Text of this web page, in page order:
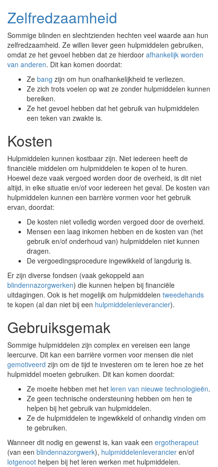
Zelfredzaamheid
Sommige blinden en slechtzienden hechten veel waarde aan hun
zelfredzaamheid. Ze willen liever geen hulpmiddelen gebruiken,
omdat ze het gevoel hebben dat ze hierdoor afhankelijk worden
van anderen. Dit kan komen doordat:
Ze bang zijn om hun onafhankelijkheid te verliezen.
Ze zich trots voelen op wat ze zonder hulpmiddelen kunnen
bereiken.
Ze het gevoel hebben dat het gebruik van hulpmiddelen
een teken van zwakte is.
Kosten
Hulpmiddelen kunnen kostbaar zijn. Niet iedereen heeft de
financiële middelen om hulpmiddelen te kopen of te huren.
Hoewel deze vaak vergoed worden door de overheid, is dit niet
altijd, in elke situatie en/of voor iedereen het geval. De kosten van
hulpmiddelen kunnen een barrière vormen voor het gebruik
ervan, doordat:
De kosten niet volledig worden vergoed door de overheid.
Mensen een laag inkomen hebben en de kosten van (het
gebruik en/of onderhoud van) hulpmiddelen niet kunnen
dragen.
De vergoedingsprocedure ingewikkeld of langdurig is.
Er zijn diverse fondsen (vaak gekoppeld aan
blindennazorgwerken) die kunnen helpen bij financiële
uitdagingen. Ook is het mogelijk om hulpmiddelen tweedehands
te kopen (al dan niet bij een hulpmiddelenleverancier).
Gebruiksgemak
Sommige hulpmiddelen zijn complex en vereisen een lange
leercurve. Dit kan een barrière vormen voor mensen die niet
gemotiveerd zijn om de tijd te investeren om te leren hoe ze het
hulpmiddel moeten gebruiken. Dit kan komen doordat:
Ze moeite hebben met het leren van nieuwe technologieën.
Ze geen technische ondersteuning hebben om hen te
helpen bij het gebruik van hulpmiddelen.
Ze de hulpmiddelen te ingewikkeld of onhandig vinden om
te gebruiken.
Wanneer dit nodig en gewenst is, kan vaak een ergotherapeut
(van een blindennazorgwerk), hulpmiddelenleverancier en/of
lotgenoot helpen bij het leren werken met hulpmiddelen.